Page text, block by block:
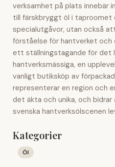
verksamhet på plats innebär
till färskbryggt öl i taproomet
specialutgåvor, utan också
förståelse för hantverket och
ett ställningstagande för det
hantverksmässiga, en
vanligt butiksköp av
representerar en region och
det äkta och unika, och
svenska hantverksölscenen
Kategorier
Öl